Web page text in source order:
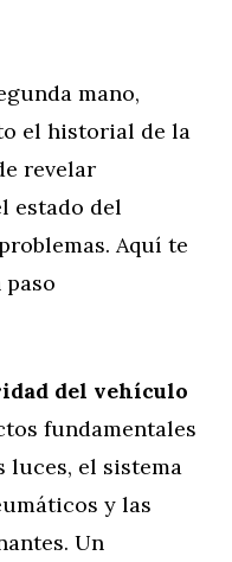
mano,
el historial de la
revelar
estado del
Aquí te
del vehículo
fundamentales
luces, el sistema
y las
Un